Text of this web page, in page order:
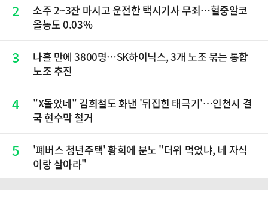
2
소주 2~3잔 마시고 운전한 택시기사 무죄…혈중알코
올농도 0.03%
3
나흘 만에 3800명…SK하이닉스, 3개 노조 묶는 통합
노조 추진
4
"X돌았네" 김희철도 화낸 '뒤집힌 태극기'…인천시 결
국 현수막 철거
5
'폐버스 청년주택' 황희에 분노 "더위 먹었냐, 네 자식
이랑 살아라"